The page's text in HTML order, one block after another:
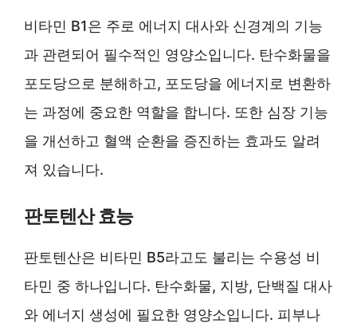
비타민 B1은 주로 에너지 대사와 신경계의 기능
과 관련되어 필수적인 영양소입니다. 탄수화물을
포도당으로 분해하고, 포도당을 에너지로 변환하
는 과정에 중요한 역할을 합니다. 또한 심장 기능
을 개선하고 혈액 순환을 증진하는 효과도 알려
져 있습니다.
판토텐산 효능
판토텐산은 비타민 B5라고도 불리는 수용성 비
타민 중 하나입니다. 탄수화물, 지방, 단백질 대사
와 에너지 생성에 필요한 영양소입니다. 피부나